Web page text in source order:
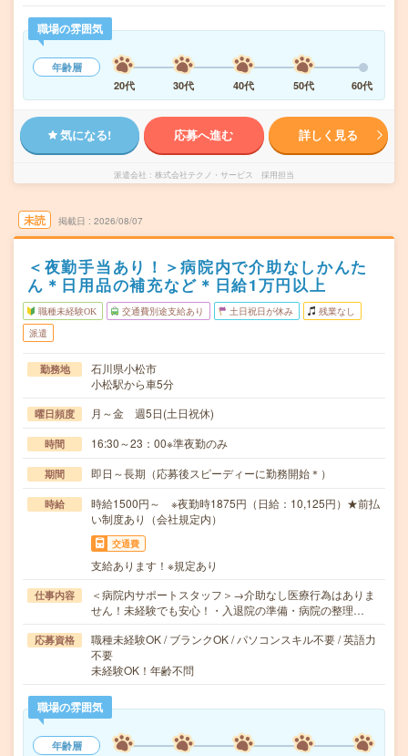
職場の雰囲気
年齢層
20代
30代 40代 50代 60代
気になる! 応募へ進む 詳しく見る
派遣会社 株式会社テクノ・サービス 採用担当
未読 掲載日 2026/08/07
＜夜勤手当あり！＞病院内で介助なしかんた
ん＊日用品の補充など＊日給1万円以上
職種未経験OK 交通費別途支給あり 土日祝日が休み 残業なし
派遣
勤務地
石川県小松市
小松駅から車5分
曜日頻度 月～金 週5日(土日祝休)
時間 16:30～23：00※準夜勤のみ
期間 即日～長期（応募後スピーディーに勤務開始＊）
時給
時給1500円～ ※夜勤時1875円（日給：10,125円）★前払
い制度あり（会社規定内）
交通費
支給あります！※規定あり
仕事内容
＜病院内サポートスタッフ＞→介助なし医療行為はありま
せん！未経験でも安心！・入退院の準備・病院の整理…
応募資格
職種未経験OK / ブランクOK / パソコンスキル不要 / 英語力
不要
未経験OK！年齢不問
職場の雰囲気
年齢層